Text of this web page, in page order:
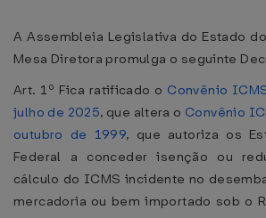
A Assembleia Legislativa do Estado
Mesa Diretora promulga o seguinte
Art. 1º Fica ratificado o Convênio
julho de 2025, que altera o Convênio
outubro de 1999, que autoriza os
Federal a conceder isenção ou
cálculo do ICMS incidente no
mercadoria ou bem importado sob o